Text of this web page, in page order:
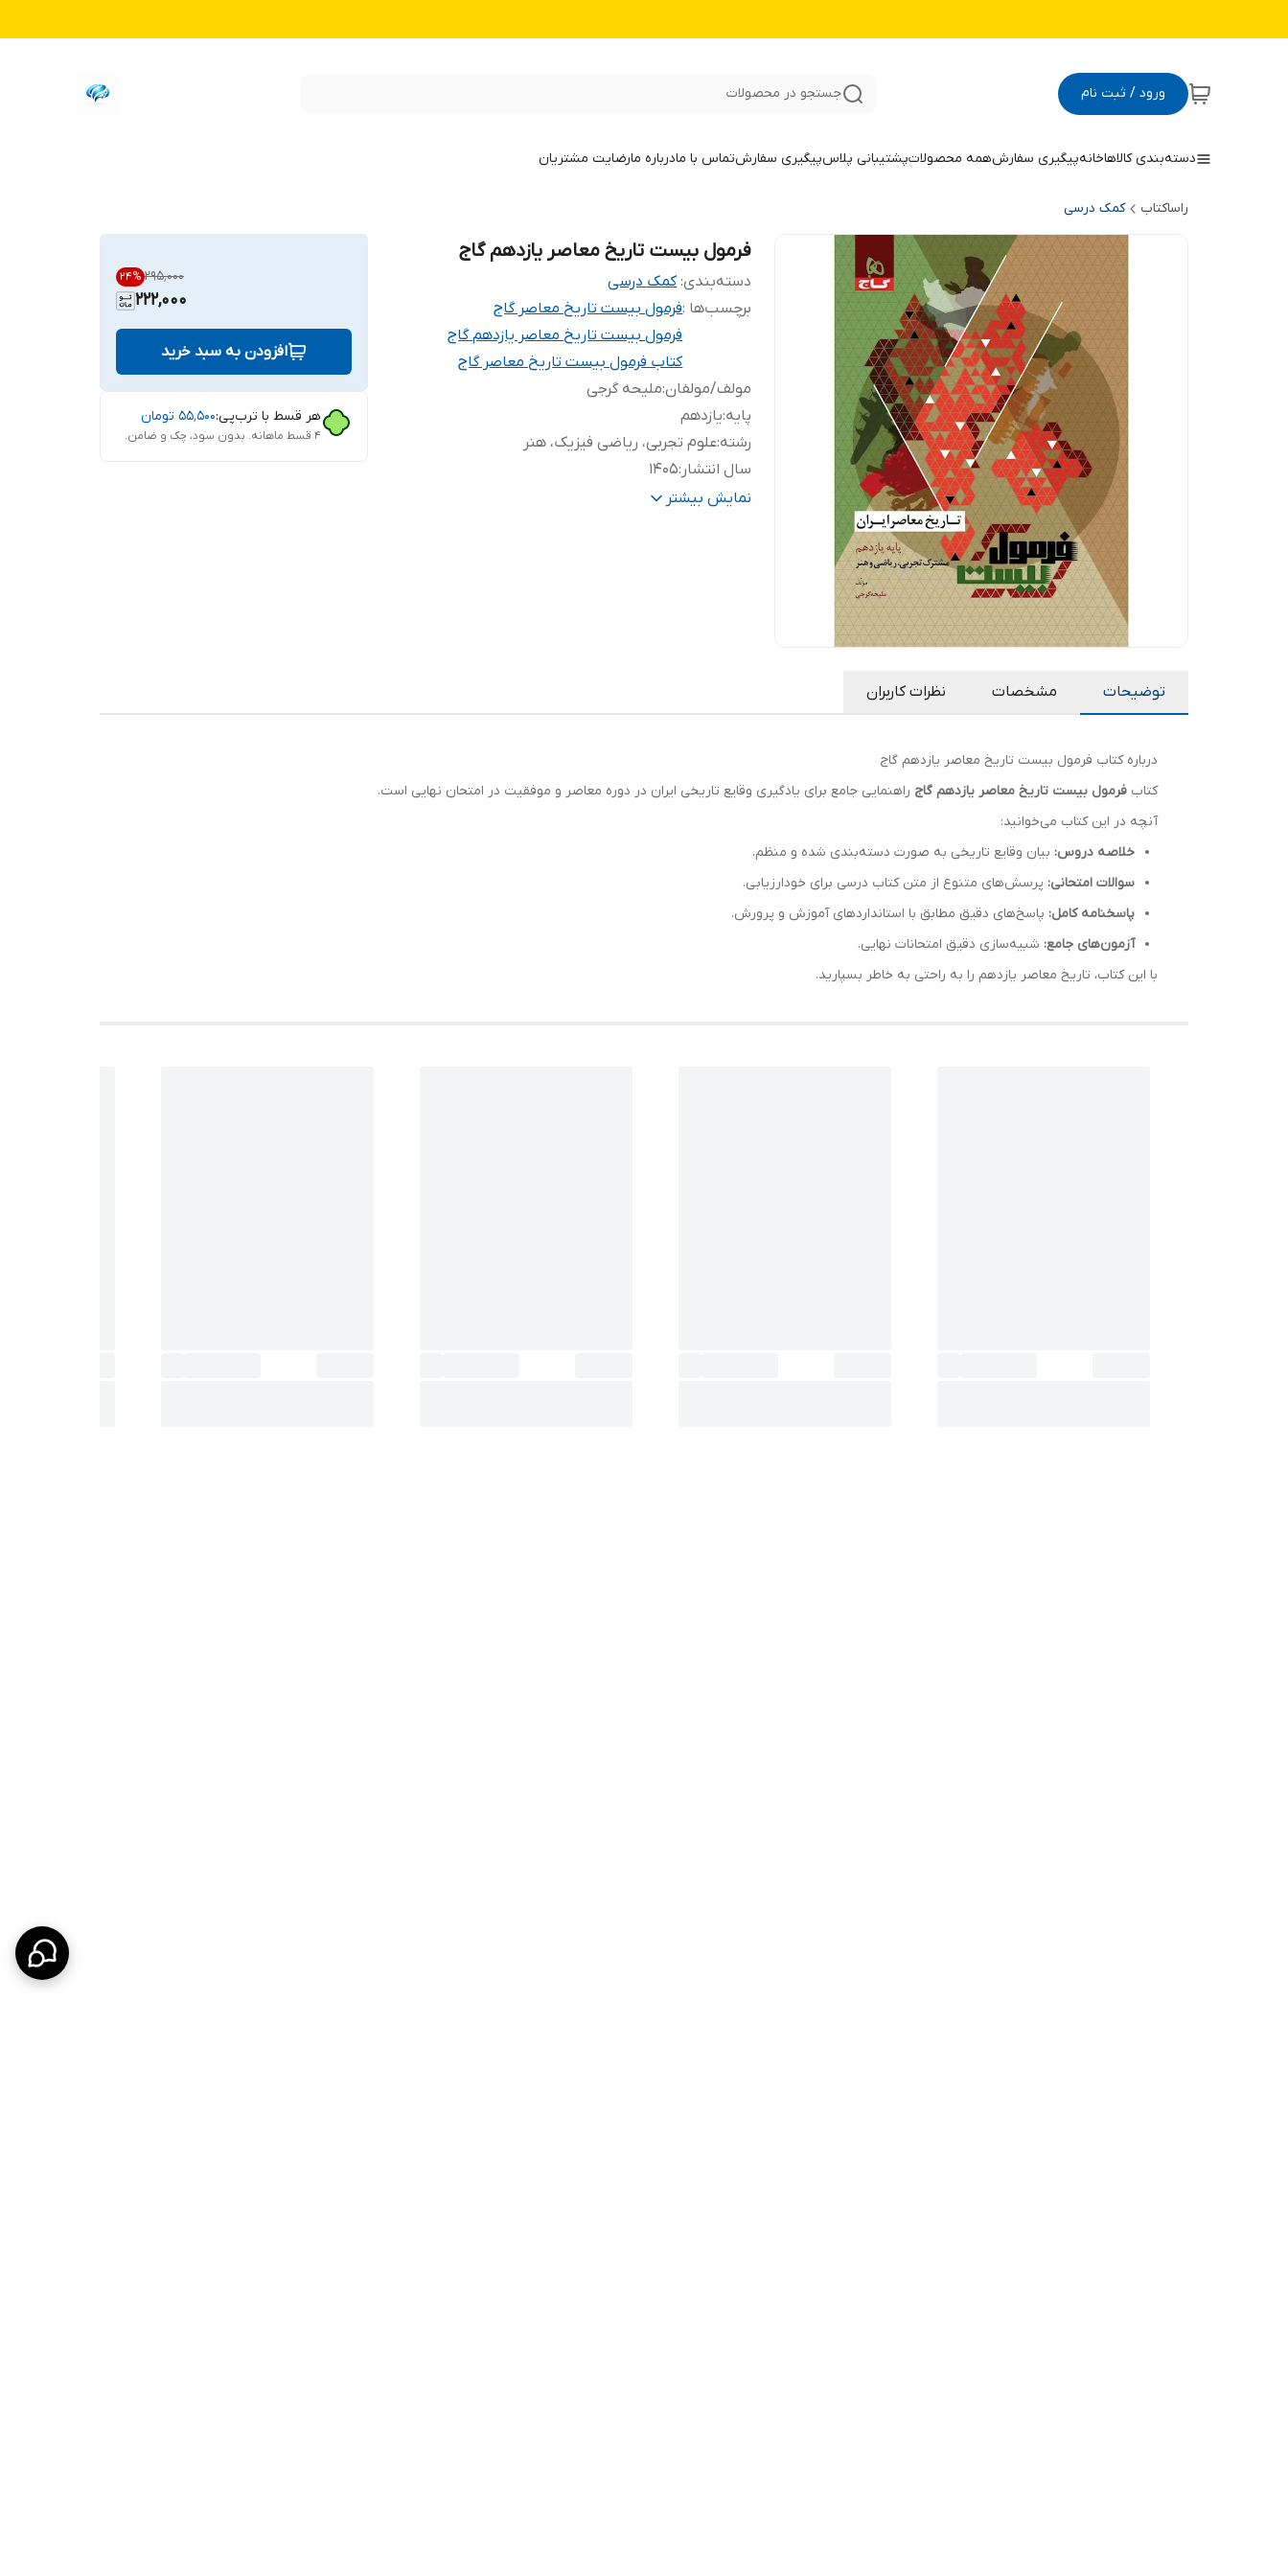
ورود / ثبت نام جستجو در محصولات
دسته‌بندی کالاهاخانهپیگیری سفارشهمه محصولاتپشتیبانی پلاسپیگیری سفارشتماس با مادرباره مارضایت مشتریان
راساکتاب کمک درسی
فرمول بیست تاریخ معاصر یازدهم گاج
دسته‌بندی:کمک درسی
برچسب‌ها :فرمول بیست تاریخ معاصر گاج
فرمول بیست تاریخ معاصر یازدهم گاج
کتاب فرمول بیست تاریخ معاصر گاج
مولف/مولفان:ملیحه گرجی
پایه:یازدهم
رشته:علوم تجربی، ریاضی فیزیک، هنر
سال انتشار :
1405
تعداد صفحات :
208 نمایش بیشتر
۲۹۵٬۰۰۰ 24%
222,000
افزودن به سبد خرید
هر قسط با ترب‌پی:۵۵٬۵۰۰ تومان
۴ قسط ماهانه. بدون سود، چک و ضامن.
توضیحات مشخصات نظرات کاربران
درباره کتاب فرمول بیست تاریخ معاصر یازدهم گاج
کتاب فرمول بیست تاریخ معاصر یازدهم گاج راهنمایی جامع برای یادگیری وقایع تاریخی ایران در دوره معاصر و موفقیت در امتحان نهایی است.
آنچه در این کتاب می‌خوانید:
خلاصه دروس: بیان وقایع تاریخی به صورت دسته‌بندی شده و منظم.
سوالات امتحانی: پرسش‌های متنوع از متن کتاب درسی برای خودارزیابی.
پاسخنامه کامل: پاسخ‌های دقیق مطابق با استانداردهای آموزش و پرورش.
آزمون‌های جامع: شبیه‌سازی دقیق امتحانات نهایی.
با این کتاب، تاریخ معاصر یازدهم را به راحتی به خاطر بسپارید.